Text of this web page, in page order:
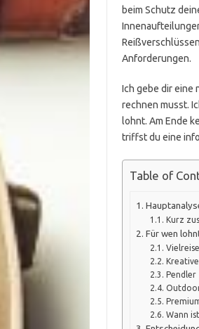
beim Schutz
Anforderungen.
Ich gebe dir eine
rechnen musst.
lohnt. Am Ende
triffst du eine
Table of
Kurz
Für wen
Pendler
Wann